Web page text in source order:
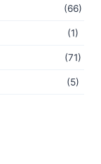
(66)
(1)
(71)
(5)